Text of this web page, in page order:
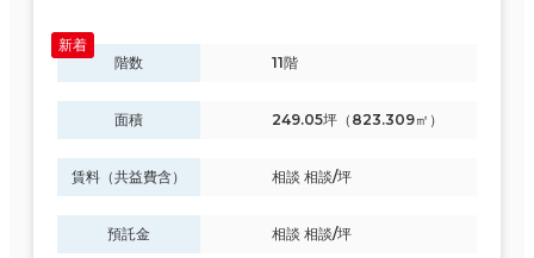
階数 11階
面積 249.05坪（823.309㎡）
賃料（共益費含） 相談 相談/坪
預託金 相談 相談/坪